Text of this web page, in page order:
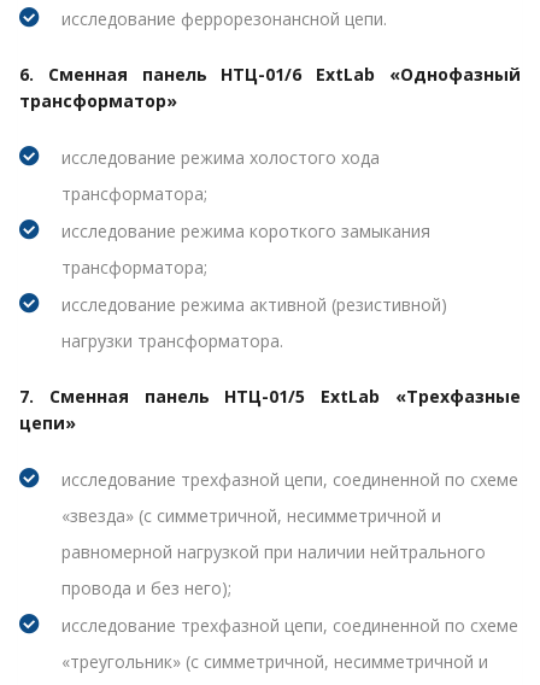
исследование феррорезонансной цепи.
6. Сменная панель НТЦ-01/6 ExtLab «Однофазный
трансформатор»
исследование режима холостого хода
трансформатора;
исследование режима короткого замыкания
трансформатора;
исследование режима активной (резистивной)
нагрузки трансформатора.
7. Сменная панель НТЦ-01/5 ExtLab «Трехфазные
цепи»
исследование трехфазной цепи, соединенной по схеме
«звезда» (с симметричной, несимметричной и
равномерной нагрузкой при наличии нейтрального
провода и без него);
исследование трехфазной цепи, соединенной по схеме
«треугольник» (с симметричной, несимметричной и